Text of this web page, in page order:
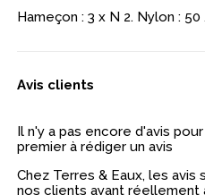
Hameçon : 3 x N 2. Nylon :
Avis clients
Il n'y a pas encore d'avis
premier à rédiger un avis
Chez Terres & Eaux, les avis
nos clients ayant réellement